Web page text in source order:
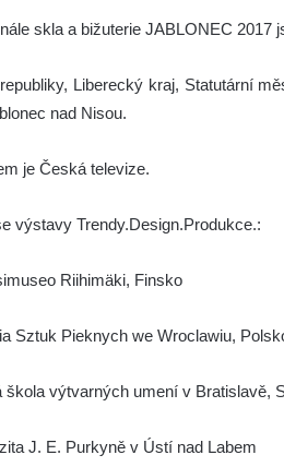
skla a bižuterie JABLONEC 2017
Liberecký kraj, Statutární
nad Nisou.
je Česká televize.
výstavy Trendy.Design.Produkce.:
Riihimäki, Finsko
Sztuk Pieknych we Wroclawiu,
škola výtvarných umení v Bratislavě,
J. E. Purkyně v Ústí nad Labem